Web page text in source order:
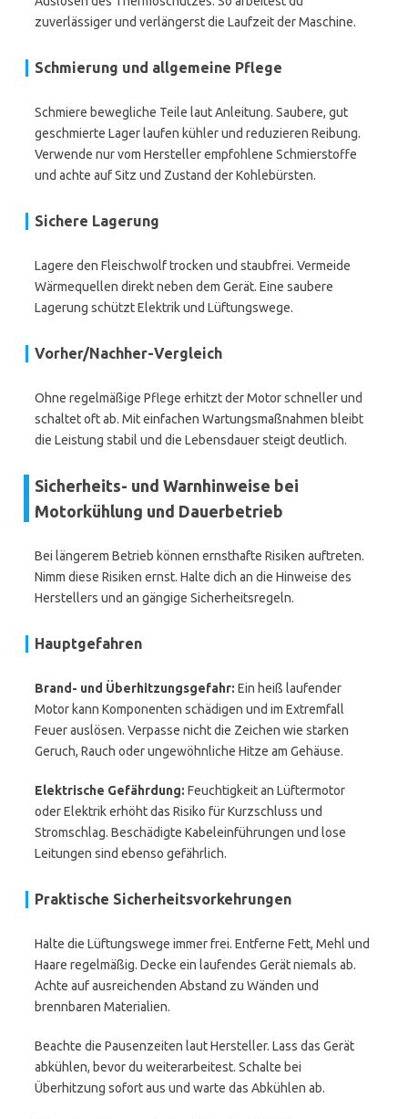
zuverlässiger und verlängerst die Laufzeit der Maschine.
Schmierung und allgemeine Pflege
Schmiere bewegliche Teile laut Anleitung. Saubere, gut
geschmierte Lager laufen kühler und reduzieren Reibung.
Verwende nur vom Hersteller empfohlene Schmierstoffe
und achte auf Sitz und Zustand der Kohlebürsten.
Sichere Lagerung
Lagere den Fleischwolf trocken und staubfrei. Vermeide
Wärmequellen direkt neben dem Gerät. Eine saubere
Lagerung schützt Elektrik und Lüftungswege.
Vorher/Nachher-Vergleich
Ohne regelmäßige Pflege erhitzt der Motor schneller und
schaltet oft ab. Mit einfachen Wartungsmaßnahmen bleibt
die Leistung stabil und die Lebensdauer steigt deutlich.
Sicherheits- und Warnhinweise bei
Motorkühlung und Dauerbetrieb
Bei längerem Betrieb können ernsthafte Risiken auftreten.
Nimm diese Risiken ernst. Halte dich an die Hinweise des
Herstellers und an gängige Sicherheitsregeln.
Hauptgefahren
Brand- und Überhitzungsgefahr: Ein heiß laufender
Motor kann Komponenten schädigen und im Extremfall
Feuer auslösen. Verpasse nicht die Zeichen wie starken
Geruch, Rauch oder ungewöhnliche Hitze am Gehäuse.
Elektrische Gefährdung: Feuchtigkeit an Lüftermotor
oder Elektrik erhöht das Risiko für Kurzschluss und
Stromschlag. Beschädigte Kabeleinführungen und lose
Leitungen sind ebenso gefährlich.
Praktische Sicherheitsvorkehrungen
Halte die Lüftungswege immer frei. Entferne Fett, Mehl und
Haare regelmäßig. Decke ein laufendes Gerät niemals ab.
Achte auf ausreichenden Abstand zu Wänden und
brennbaren Materialien.
Beachte die Pausenzeiten laut Hersteller. Lass das Gerät
abkühlen, bevor du weiterarbeitest. Schalte bei
Überhitzung sofort aus und warte das Abkühlen ab.